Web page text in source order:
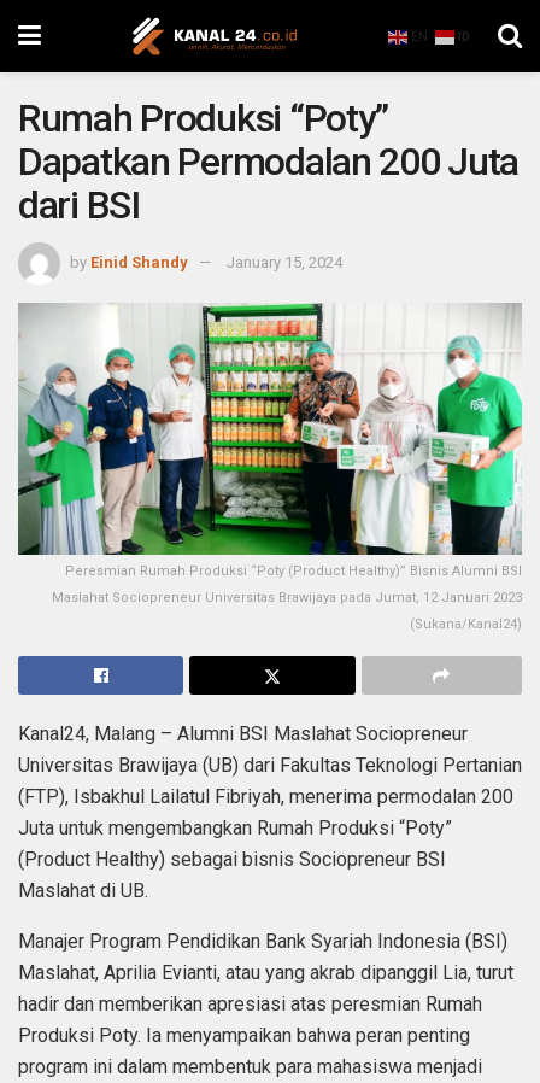
EN ID
Rumah Produksi “Poty”
Dapatkan Permodalan 200 Juta
dari BSI
by Einid Shandy January 15, 2024
Peresmian Rumah Produksi “Poty (Product Healthy)” Bisnis Alumni BSI
Maslahat Sociopreneur Universitas Brawijaya pada Jumat, 12 Januari 2023
(Sukana/Kanal24)
Kanal24, Malang – Alumni BSI Maslahat Sociopreneur
Universitas Brawijaya (UB) dari Fakultas Teknologi Pertanian
(FTP), Isbakhul Lailatul Fibriyah, menerima permodalan 200
Juta untuk mengembangkan Rumah Produksi “Poty”
(Product Healthy) sebagai bisnis Sociopreneur BSI
Maslahat di UB.
Manajer Program Pendidikan Bank Syariah Indonesia (BSI)
Maslahat, Aprilia Evianti, atau yang akrab dipanggil Lia, turut
hadir dan memberikan apresiasi atas peresmian Rumah
Produksi Poty. Ia menyampaikan bahwa peran penting
program ini dalam membentuk para mahasiswa menjadi